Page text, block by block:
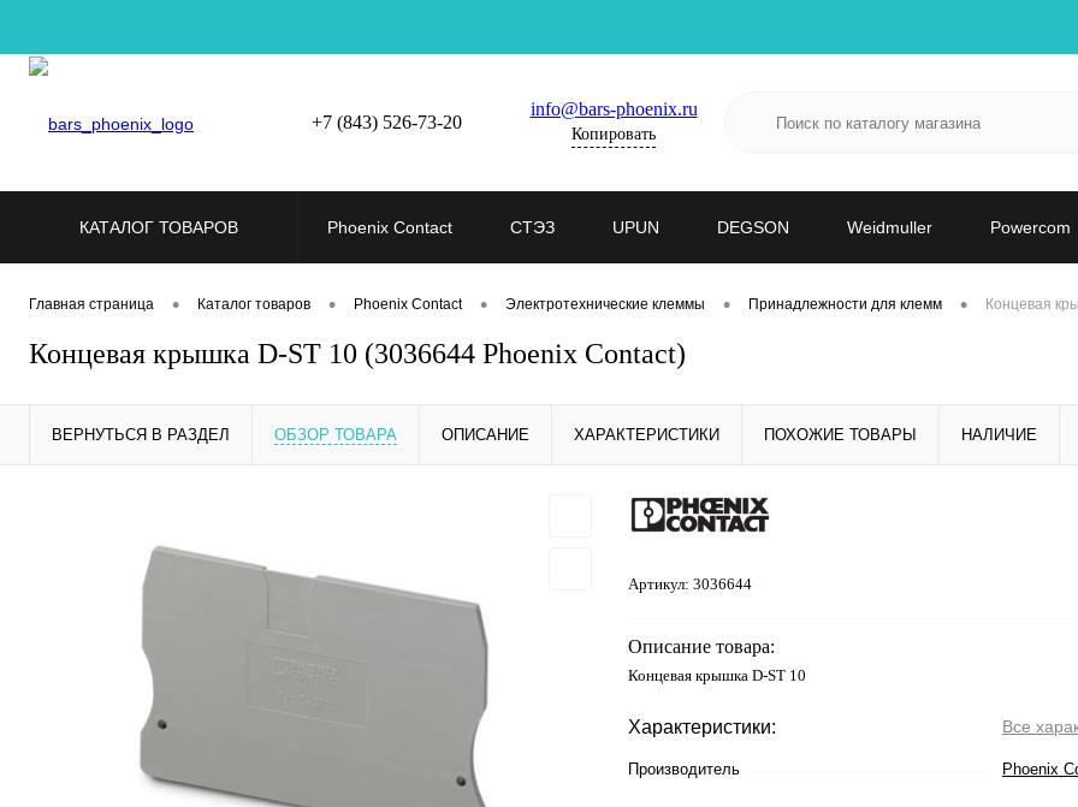
+7 (843) 526-73-20
info@bars-phoenix.ru
Копировать
КАТАЛОГ ТОВАРОВ Phoenix Contact СТЭЗ UPUN DEGSON Weidmuller Powercom
Главная страница • Каталог товаров • Phoenix Contact • Электротехнические клеммы • Принадлежности для клемм • Концевая
Концевая крышка D-ST 10 (3036644 Phoenix Contact)
ВЕРНУТЬСЯ В РАЗДЕЛ ОБЗОР ТОВАРА ОПИСАНИЕ ХАРАКТЕРИСТИКИ ПОХОЖИЕ ТОВАРЫ НАЛИЧИЕ
Артикул: 3036644
Описание товара:
Концевая крышка D-ST 10
Характеристики: Все
Производитель Phoenix